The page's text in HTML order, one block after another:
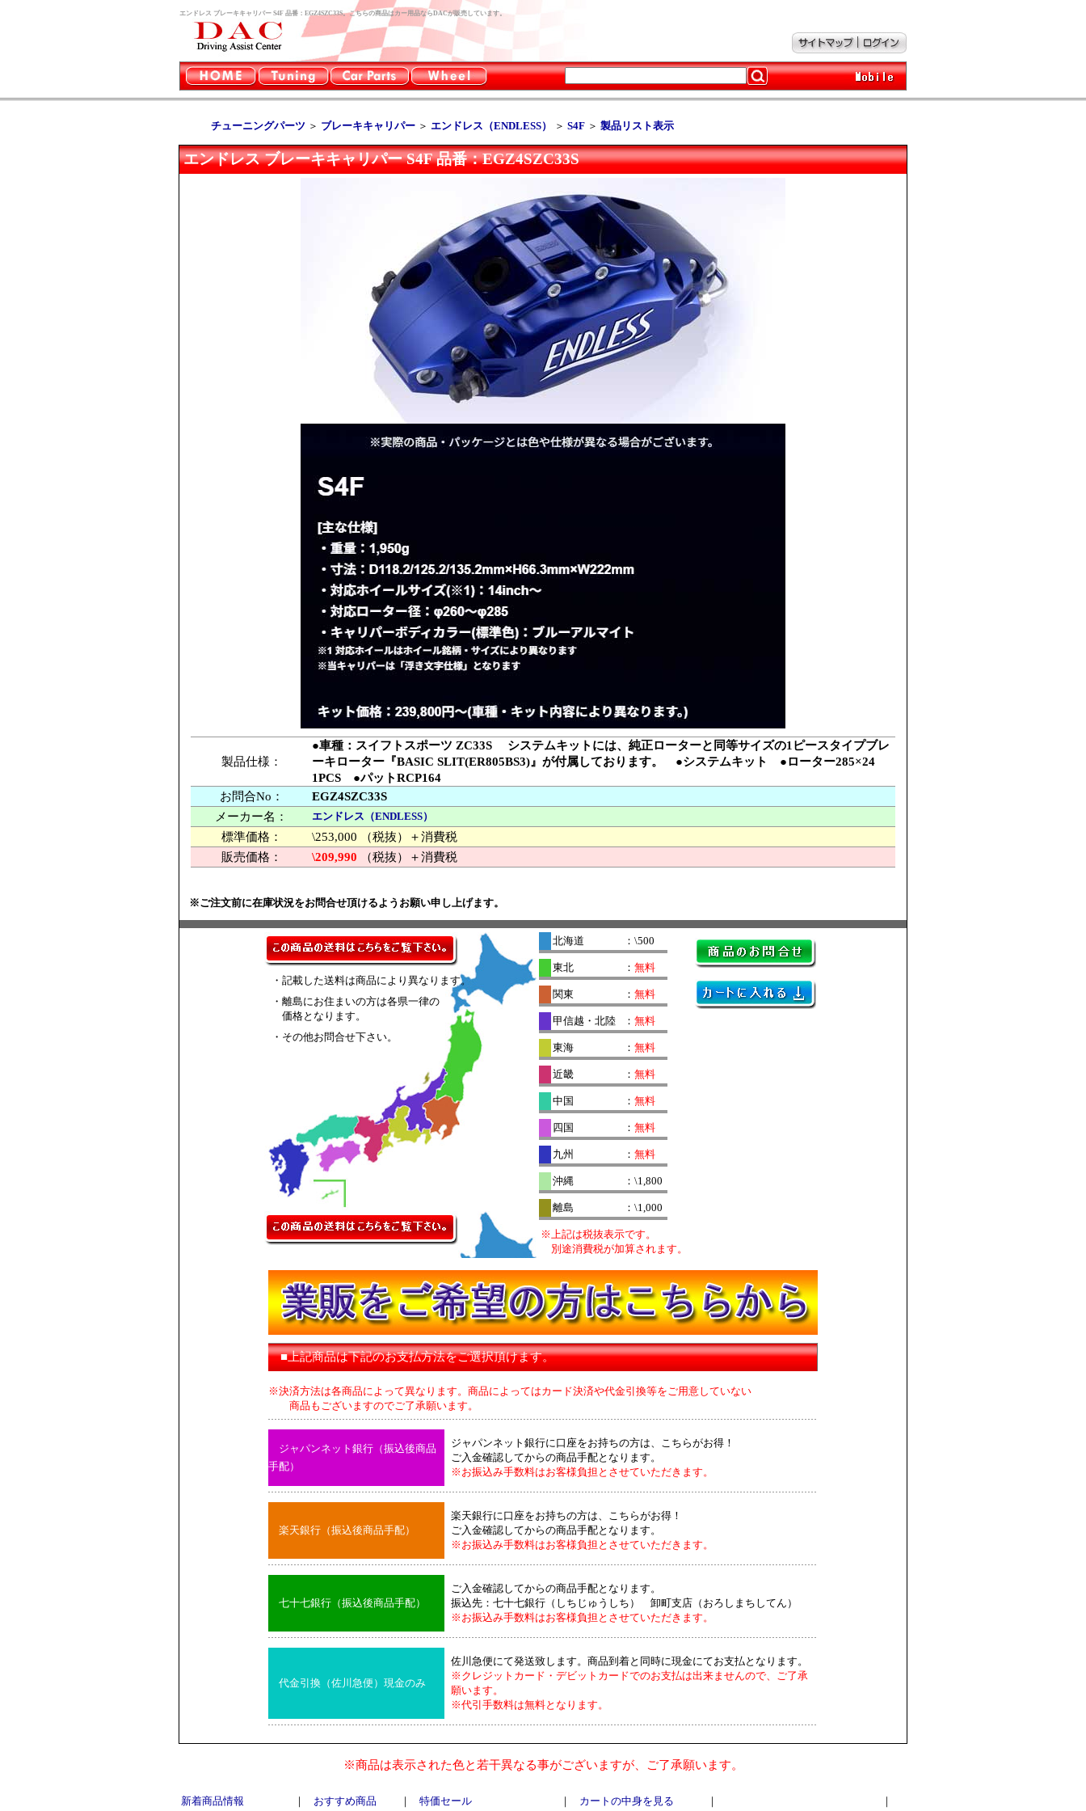
エンドレス ブレーキキャリパー S4F 品番：EGZ4SZC33S。こちらの商品はカー用品ならDACが販売しています。
チューニングパーツ ＞ ブレーキキャリパー ＞ エンドレス（ENDLESS） ＞ S4F ＞ 製品リスト表示
エンドレス ブレーキキャリパー S4F 品番：EGZ4SZC33S
製品仕様：
●車種：スイフトスポーツ ZC33S システムキットには、純正ローターと同等サイズの1ピースタイプブレ
ーキローター『BASIC SLIT(ER805BS3)』が付属しております。 ●システムキット ●ローター285×24
1PCS ●パットRCP164
お問合No：
EGZ4SZC33S
メーカー名：
エンドレス（ENDLESS）
標準価格：
\253,000 （税抜）＋消費税
販売価格：
\209,990 （税抜）＋消費税
※ご注文前に在庫状況をお問合せ頂けるようお願い申し上げます。
・記載した送料は商品により異なります。
・離島にお住まいの方は各県一律の
価格となります。
・その他お問合せ下さい。
北海道 ：\500
東北 ： 無料
関東 ： 無料
甲信越・北陸 ： 無料
東海 ： 無料
近畿 ： 無料
中国 ： 無料
四国 ： 無料
九州 ： 無料
沖縄 ：\1,800
離島 ：\1,000
※上記は税抜表示です。
別途消費税が加算されます。
■上記商品は下記のお支払方法をご選択頂けます。
※決済方法は各商品によって異なります。商品によってはカード決済や代金引換等をご用意していない
商品もございますのでご了承願います。
ジャパンネット銀行（振込後商品
手配）
ジャパンネット銀行に口座をお持ちの方は、こちらがお得！
ご入金確認してからの商品手配となります。
※お振込み手数料はお客様負担とさせていただきます。
楽天銀行（振込後商品手配）
楽天銀行に口座をお持ちの方は、こちらがお得！
ご入金確認してからの商品手配となります。
※お振込み手数料はお客様負担とさせていただきます。
七十七銀行（振込後商品手配）
ご入金確認してからの商品手配となります。
振込先：七十七銀行（しちじゅうしち） 卸町支店（おろしまちしてん）
※お振込み手数料はお客様負担とさせていただきます。
代金引換（佐川急便）現金のみ
佐川急便にて発送致します。商品到着と同時に現金にてお支払となります。
※クレジットカード・デビットカードでのお支払は出来ませんので、ご了承
願います。
※代引手数料は無料となります。
※商品は表示された色と若干異なる事がございますが、ご了承願います。
新着商品情報 ｜ おすすめ商品 ｜ 特価セール ｜ カートの中身を見る ｜ ｜